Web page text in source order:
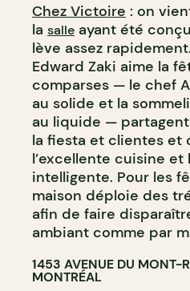
Chez Victoire : on
la salle ayant été
lève assez
Edward Zaki aime la
comparses — le chef
au solide et la
au liquide —
la fiesta et clientes
l’excellente cuisine
intelligente. Pour les
maison déploie des
afin de faire
ambiant comme par
1453 AVENUE DU MONT-
MONTRÉAL